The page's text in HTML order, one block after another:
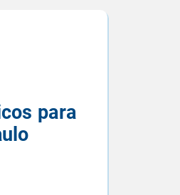
para